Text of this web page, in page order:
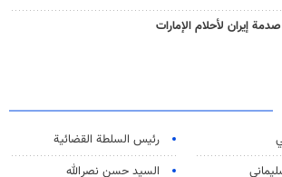
صدمة إيران لأحلام الإمارات
رئیس السلطة القضائیة
السيد حسن نصرالله